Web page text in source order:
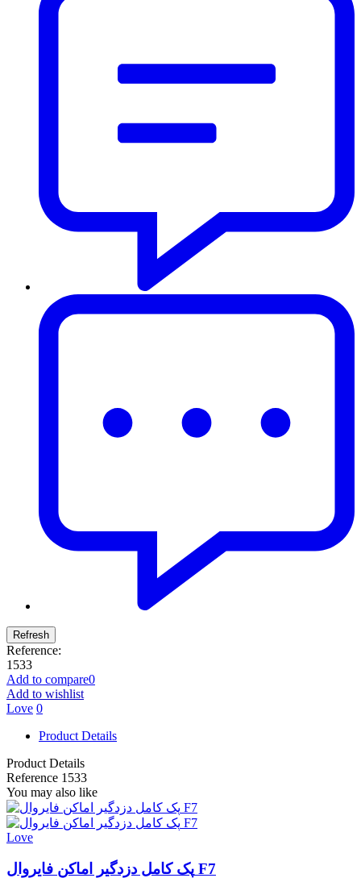
Reference:
1533
Add to compare0
Add to wishlist
Love 0
Product Details
Product Details
Reference 1533
You may also like
Love
پک کامل دزدگیر اماکن فایروال F7